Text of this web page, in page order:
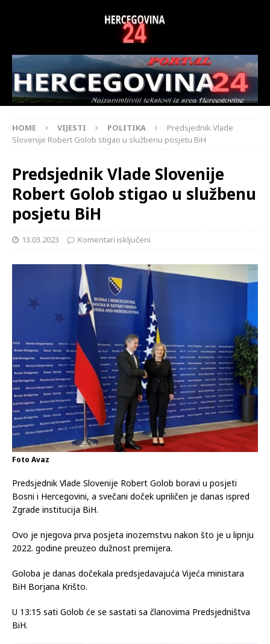
HOME VIJESTI POLITIKA
Predsjednik Vlade
Slovenije Robert Golob stigao u službenu posjetu BiH
Predsjednik Vlade Slovenije
Robert Golob stigao u službenu
posjetu BiH
13.03.2023 Komentari isključeni
Foto Avaz
Predsjednik Vlade Slovenije Robert Golob boravi u posjeti
Bosni i Hercegovini, a svečani doček upriličen je danas ispred
Zgrade institucija BiH.
Ovo je njegova prva posjeta inozemstvu nakon što je u lipnju
2022. godine preuzeo dužnost premijera.
Goloba je danas dočekala predsjedavajuća Vijeća ministara
BiH Borjana Krišto.
U 13:15 sati Golob će se sastati sa članovima Predsjedništva
BiH.